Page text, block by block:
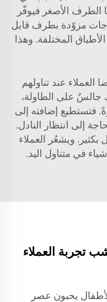
الطرف الأصغر فيوفّر
مزوّدة بطرف قابل
المختلفة. وهذا
عند تناولهم
جالسٌ على الطاولة،
فتستطيع إضافته إلى
إلى انتظار النادل.
بكثير. ويشعُر العملاء
في متناول اليد.
تجربة العملاء
يحبون عصر